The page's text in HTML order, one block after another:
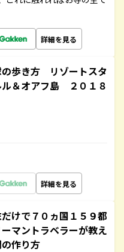
詳細を見る
歩き方 リゾートスタ
＆オアフ島 ２０１８
詳細を見る
けで７０ヵ国１５９都
マントラベラーが教え
作り方